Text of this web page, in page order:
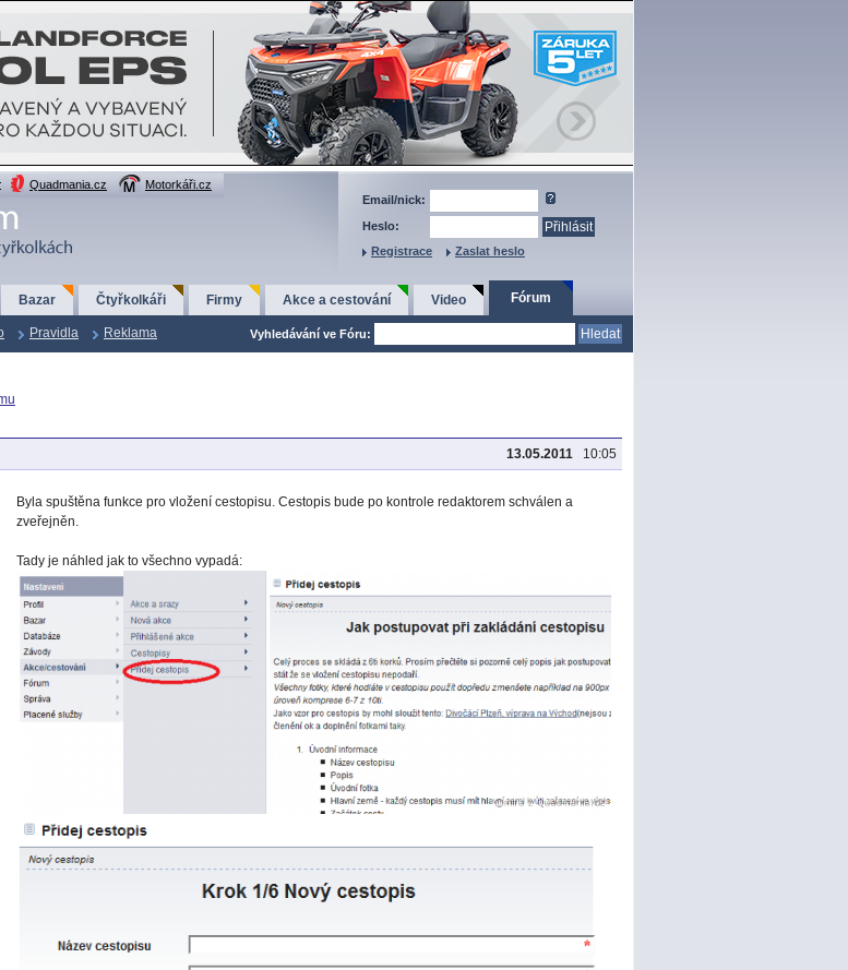
Quadmania.cz
Motorkáři.cz
Email/nick:
Heslo:
Registrace
Zaslat heslo
Bazar Čtyřkolkáři Firmy Akce a cestování Video Fórum
Pravidla Reklama Vyhledávání ve Fóru:
13.05.2011 10:05
Byla spuštěna funkce pro vložení cestopisu. Cestopis bude po kontrole redaktorem schválen a
zveřejněn.
Tady je náhled jak to všechno vypadá: